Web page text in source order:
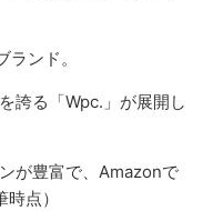
ンド。
誇る「Wpc.」が展開し
が豊富で、Amazonで
点）